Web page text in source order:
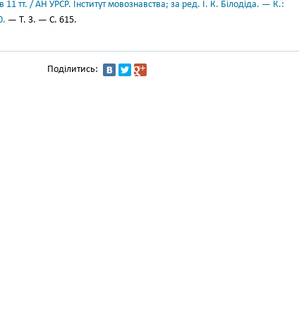
11 тт. / АН УРСР. Інститут мовознавства; за ред. І. К. Білодіда. — К.:
— Т. 3. — С. 615.
Поділитись: